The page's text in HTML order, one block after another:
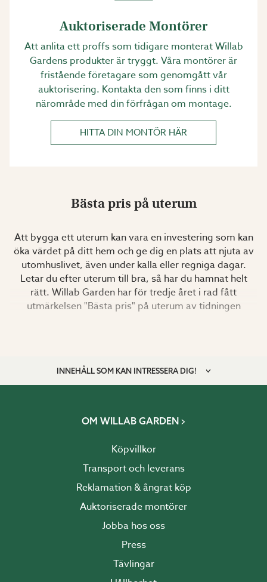
Auktoriserade Montörer
Att anlita ett proffs som tidigare monterat Willab
Gardens produkter är tryggt. Våra montörer är
fristående företagare som genomgått vår
auktorisering. Kontakta den som finns i ditt
närområde med din förfrågan om montage.
HITTA DIN MONTÖR HÄR
Bästa pris på uterum
Att bygga ett uterum kan vara en investering som kan
öka värdet på ditt hem och ge dig en plats att njuta av
utomhuslivet, även under kalla eller regniga dagar.
Letar du efter uterum till bra, så har du hamnat helt
rätt. Willab Garden har för tredje året i rad fått
utmärkelsen "Bästa pris" på uterum av tidningen
Tack vare egen produktion i Sverige och slimmade
kontroll över varje steg i tillverkningsprocessen, vilket
även våra limträstommar som kapas och behandlas i
vår egen toppmoderna fabrik. Färre mellanhänder ger
dig bästa möjliga pris och kvalitet påuterum
när vi har kampanj och gör en ännu bättre affär!
Kampanjpriser gäller under den angivna
delar ingå: limträstomme, partier på minst 3 sidor,
valfritt tak, annars uppfylls inte kampanjens villkor.
Willab Garden reserverar sig mot eventuella prisfel och
INNEHÅLL SOM KAN INTRESSERA DIG!
OM WILLAB GARDEN
Köpvillkor
Transport och leverans
Reklamation & ångrat köp
Auktoriserade montörer
Jobba hos oss
Press
Tävlingar